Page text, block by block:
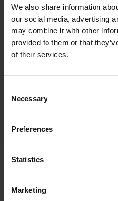
We also share information
our social media, advertising
may combine it with other
provided to them or that
of their services.
Selection
Necessary
Preferences
Statistics
Marketing
Det siger